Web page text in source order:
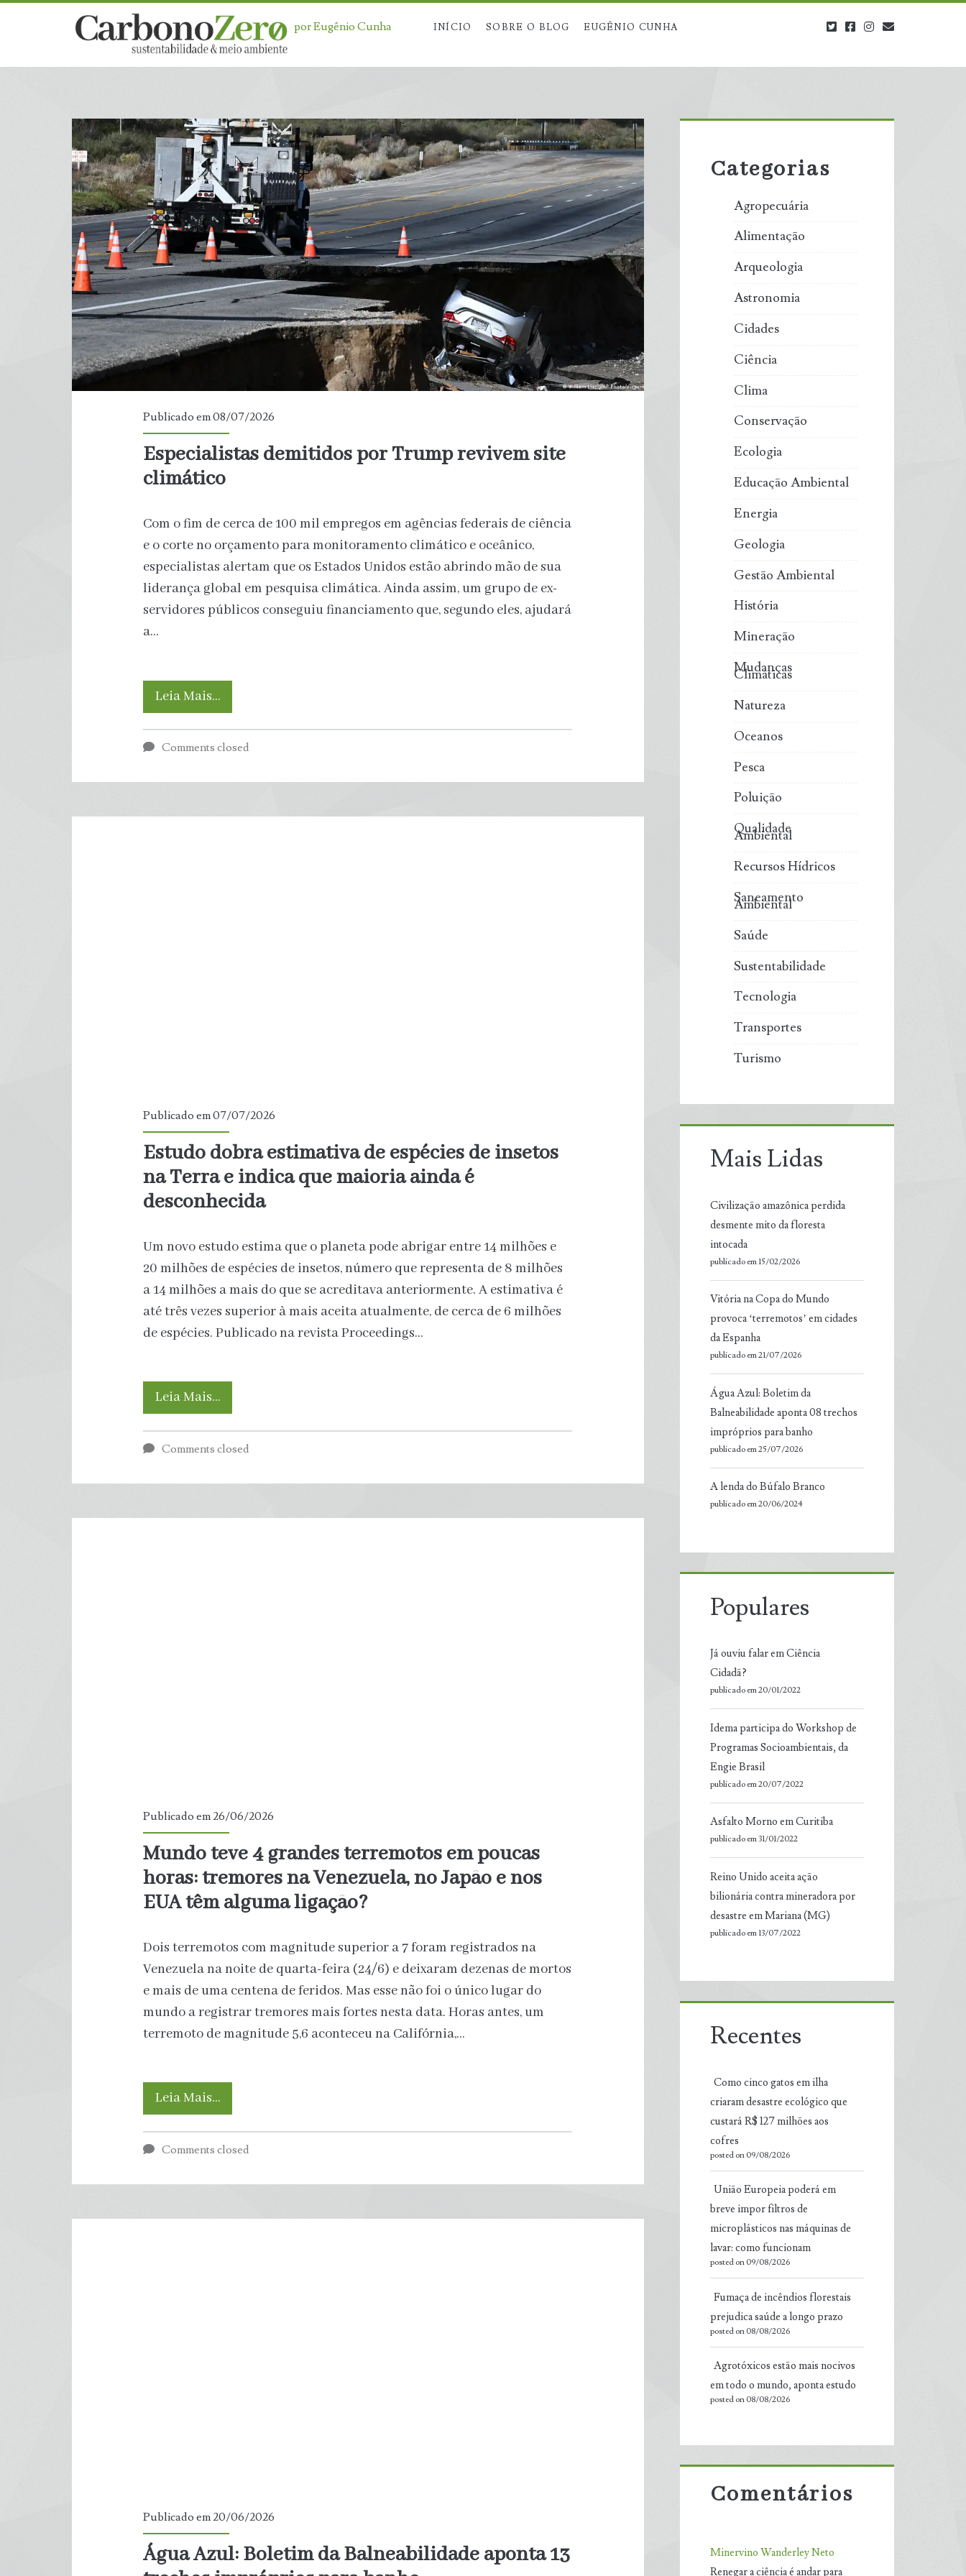
por Eugênio Cunha INÍCIO SOBRE O BLOG EUGÊNIO CUNHA twitterfacebookinstagram
<span>Ciência</span>
Publicado em 08/07/2026
Especialistas demitidos por Trump revivem site
climático
Com o fim de cerca de 100 mil empregos em agências federais de ciência
e o corte no orçamento para monitoramento climático e oceânico,
especialistas alertam que os Estados Unidos estão abrindo mão de sua
liderança global em pesquisa climática. Ainda assim, um grupo de ex-
servidores públicos conseguiu financiamento que, segundo eles, ajudará
a…
Leia Mais…Especialistas
demitidos
Comments closed
Publicado em 07/07/2026
Estudo dobra estimativa de espécies de insetos
na Terra e indica que maioria ainda é
desconhecida
Um novo estudo estima que o planeta pode abrigar entre 14 milhões e
20 milhões de espécies de insetos, número que representa de 8 milhões
a 14 milhões a mais do que se acreditava anteriormente. A estimativa é
até três vezes superior à mais aceita atualmente, de cerca de 6 milhões
de espécies. Publicado na revista Proceedings…
Leia Mais…Estudo
dobra
ainda
é
desconhecida
Comments closed
Publicado em 26/06/2026
Mundo teve 4 grandes terremotos em poucas
horas: tremores na Venezuela, no Japão e nos
EUA têm alguma ligação?
Dois terremotos com magnitude superior a 7 foram registrados na
Venezuela na noite de quarta-feira (24/6) e deixaram dezenas de mortos
e mais de uma centena de feridos. Mas esse não foi o único lugar do
mundo a registrar tremores mais fortes nesta data. Horas antes, um
terremoto de magnitude 5,6 aconteceu na Califórnia,…
Leia Mais…Mundo
teve
e
nos
Comments closed
Publicado em 20/06/2026
Água Azul: Boletim da Balneabilidade aponta 13
Sidebar
Categorias
Agropecuária
Alimentação
Arqueologia
Astronomia
Cidades
Ciência
Clima
Conservação
Ecologia
Educação Ambiental
Energia
Geologia
Gestão Ambiental
História
Mineração
Mudanças
Climáticas
Natureza
Oceanos
Pesca
Poluição
Qualidade
Ambiental
Recursos Hídricos
Saneamento
Ambiental
Saúde
Sustentabilidade
Tecnologia
Transportes
Turismo
Mais Lidas
Civilização amazônica perdida
desmente mito da floresta
intocada
publicado em 15/02/2026
Vitória na Copa do Mundo
provoca ‘terremotos’ em cidades
da Espanha
publicado em 21/07/2026
Água Azul: Boletim da
Balneabilidade aponta 08 trechos
impróprios para banho
publicado em 25/07/2026
A lenda do Búfalo Branco
publicado em 20/06/2024
Populares
Já ouviu falar em Ciência
Cidadã?
publicado em 20/01/2022
Idema participa do Workshop de
Programas Socioambientais, da
Engie Brasil
publicado em 20/07/2022
Asfalto Morno em Curitiba
publicado em 31/01/2022
Reino Unido aceita ação
bilionária contra mineradora por
desastre em Mariana (MG)
publicado em 13/07/2022
Recentes
Como cinco gatos em ilha
criaram desastre ecológico que
custará R$ 127 milhões aos
cofres
posted on 09/08/2026
União Europeia poderá em
breve impor filtros de
microplásticos nas máquinas de
lavar: como funcionam
posted on 09/08/2026
Fumaça de incêndios florestais
prejudica saúde a longo prazo
posted on 08/08/2026
Agrotóxicos estão mais nocivos
em todo o mundo, aponta estudo
posted on 08/08/2026
Comentários
Minervino Wanderley Neto
Renegar a ciência é andar para